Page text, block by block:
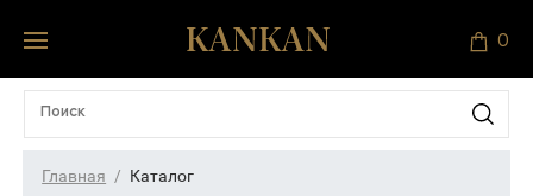
0
Главная Каталог